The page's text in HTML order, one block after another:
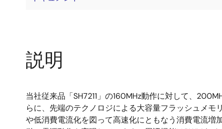
説明
当社従来品「SH7211」の160MHz動作に対して、
らに、先端のテクノロジによる大容量フラッシュメ
や低消費電流化を図って高速化にともなう消費電流